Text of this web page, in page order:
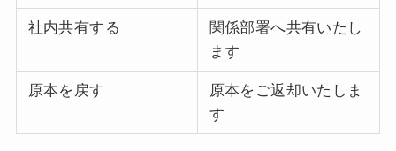
社内共有する
関係部署へ共有いたし
ます
原本を戻す
原本をご返却いたしま
す